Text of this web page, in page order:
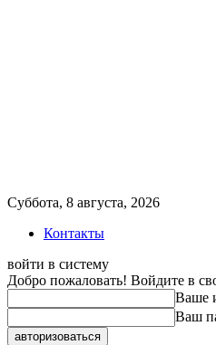
Суббота, 8 августа, 2026
Контакты
войти в систему
Добро пожаловать! Войдите в
Ваше
Ваш